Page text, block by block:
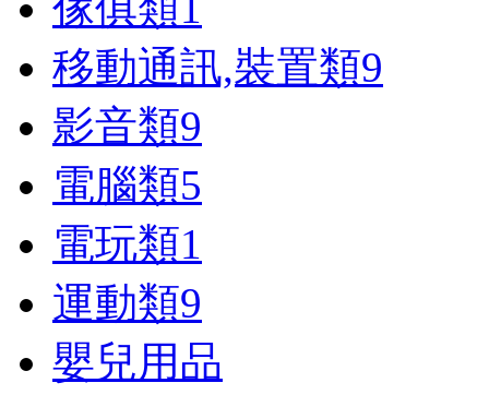
移動通訊,裝置類9
影音類9
電腦類5
電玩類1
運動類9
嬰兒用品